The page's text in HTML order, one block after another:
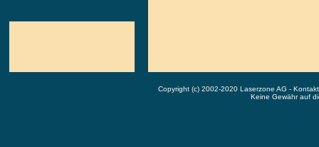
Copyright (c) 2002-2020 Laserzone AG -
Keine Gewähr auf